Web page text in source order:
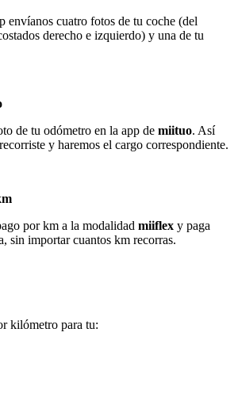
envíanos cuatro fotos de tu coche (del
derecho e izquierdo) y una de tu
de tu odómetro en la app de miituo. Así
y haremos el cargo correspondiente.
por km a la modalidad miiflex y paga
sin importar cuantos km recorras.
kilómetro para tu: